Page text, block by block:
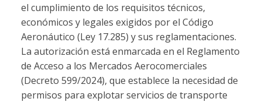
el cumplimiento de los requisitos técnicos,
económicos y legales exigidos por el Código
Aeronáutico (Ley 17.285) y sus reglamentaciones.
La autorización está enmarcada en el Reglamento
de Acceso a los Mercados Aerocomerciales
(Decreto 599/2024), que establece la necesidad de
permisos para explotar servicios de transporte